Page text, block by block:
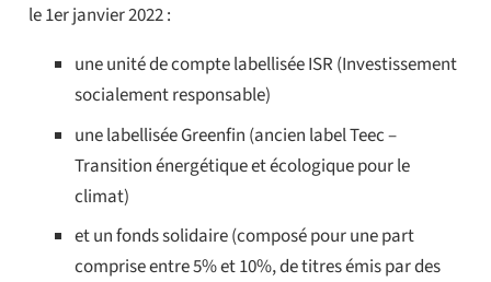
le 1er janvier 2022 :
une unité de compte labellisée ISR (Investissement
socialement responsable)
une labellisée Greenfin (ancien label Teec –
Transition énergétique et écologique pour le
climat)
et un fonds solidaire (composé pour une part
comprise entre 5% et 10%, de titres émis par des